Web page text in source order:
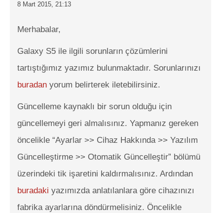
8 Mart 2015, 21:13
Merhabalar,
Galaxy S5 ile ilgili sorunların çözümlerini
tartıştığımız yazımız bulunmaktadır. Sorunlarınızı
buradan yorum belirterek iletebilirsiniz.
Güncelleme kaynaklı bir sorun olduğu için
güncellemeyi geri almalısınız. Yapmanız gereken
öncelikle “Ayarlar >> Cihaz Hakkında >> Yazılım
Güncelleştirme >> Otomatik Güncelleştir” bölümü
üzerindeki tik işaretini kaldırmalısınız. Ardından
buradaki yazımızda anlatılanlara göre cihazınızı
fabrika ayarlarına döndürmelisiniz. Öncelikle